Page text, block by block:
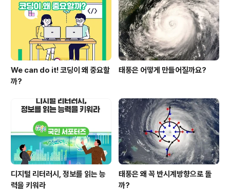
처 - http://cafe.naver.com/2011musicismylife) 오
케스트라 단원 학생들은 무엇을 할까요?효자중학교 오케
스트라는..
We can do it! 코딩이 왜 중요할
까?
태풍은 어떻게 만들어질까요?
디지털 리터러시, 정보를 읽는 능
력을 키워라
태풍은 왜 꼭 반시계방향으로 돌
까?